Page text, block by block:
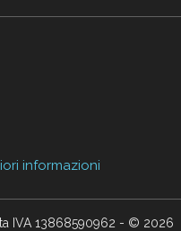
informazioni
IVA 13868590962 - © 2026